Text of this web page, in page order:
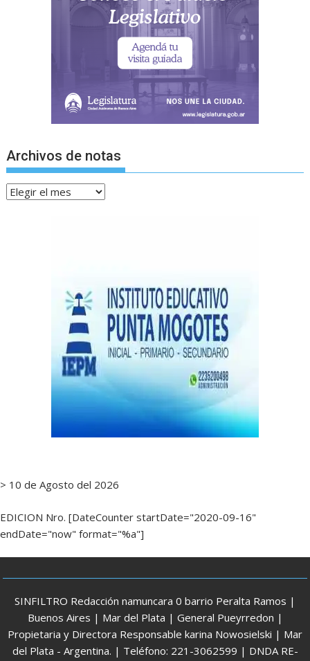
Archivos de notas
Archivos
> 10 de Agosto del 2026
EDICION Nro. [DateCounter startDate="2020-09-16"
endDate="now" format="%a"]
SINFILTRO Redacción namuncara 0 barrio Peralta Ramos |
Buenos Aires | Mar del Plata | General Pueyrredon |
Propietaria y Directora Responsable karina Nowosielski | Mar
del Plata - Argentina. | Teléfono: 221-3062599 | DNDA RE-